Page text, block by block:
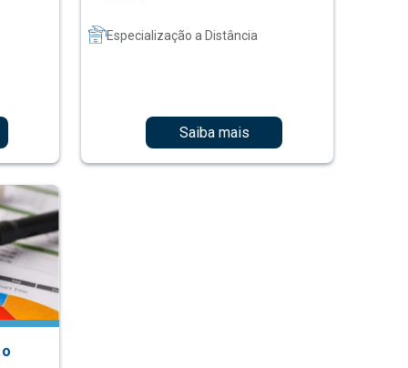
Especialização a Distância
Saiba mais